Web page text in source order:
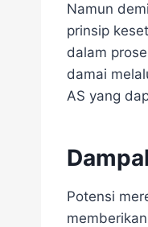
Namun
prinsip
dalam
damai
AS yang
Potensi